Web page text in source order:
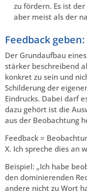
zu fördern. Es ist
aber meist als der
Feedback
Der Grundaufbau
stärker beschreibend
konkret zu sein und
Schilderung der
Eindrucks. Dabei darf
dazu gehört ist die
aus der Beobachtung
Feedback =
X. Ich spreche dies an
Beispiel: „Ich habe
den dominierenden
andere nicht zu Wort